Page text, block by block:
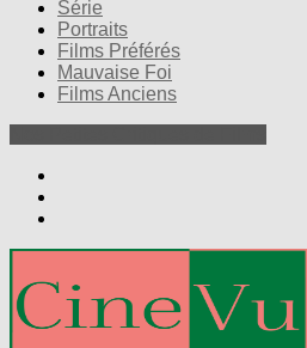
Série
Portraits
Films Préférés
Mauvaise Foi
Films Anciens